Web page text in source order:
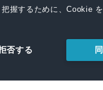
握するために、Cookie
否する